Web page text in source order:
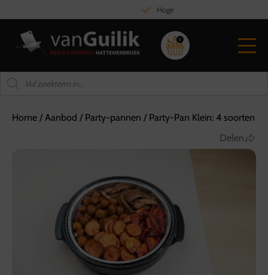
Hoge kwaliteit vlees
0
Home /Aanbod / Party-pannen / Party-Pan Klein: 4 soorten
Delen